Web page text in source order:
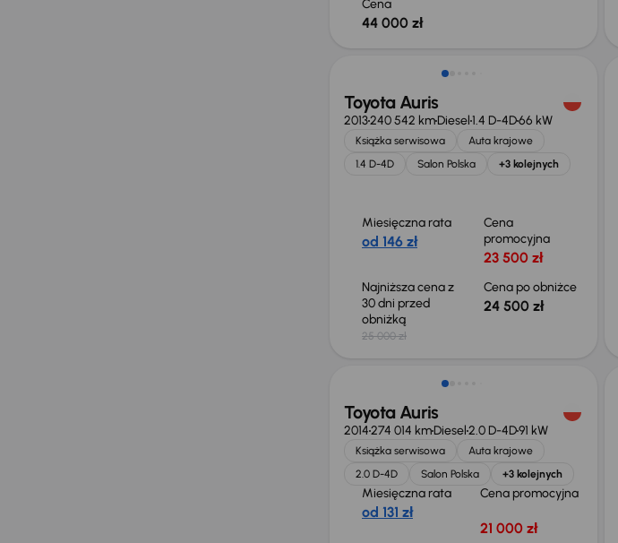
Cena
44 000 zł
Toyota Auris
2013240 542 kmDiesel1.4 D-4D66 kW
Książka serwisowa
Auta krajowe
1.4 D-4D
Salon Polska +3 kolejnych
Miesięczna rata
od 146 zł
Cena
promocyjna
23 500 zł
Najniższa cena z
30 dni przed
obniżką
25 000 zł
Cena po obniżce
24 500 zł
Świeżo skupione
Toyota Auris
2014274 014 kmDiesel2.0 D-4D91 kW
Książka serwisowa
Auta krajowe
2.0 D-4D
Salon Polska +3 kolejnych
Miesięczna rata
od 131 zł
Cena promocyjna
21 000 zł